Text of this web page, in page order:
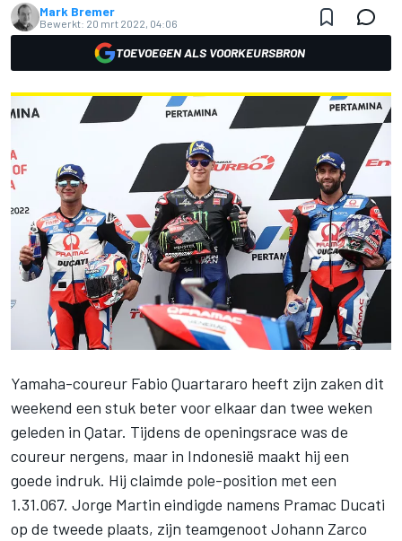
Mark Bremer
Bewerkt: 20 mrt 2022, 04:06
TOEVOEGEN ALS VOORKEURSBRON
Yamaha-coureur Fabio Quartararo heeft zijn zaken dit
weekend een stuk beter voor elkaar dan twee weken
geleden in Qatar. Tijdens de openingsrace was de
coureur nergens, maar in Indonesië maakt hij een
goede indruk. Hij claimde pole-position met een
1.31.067. Jorge Martin eindigde namens Pramac Ducati
op de tweede plaats, zijn teamgenoot Johann Zarco